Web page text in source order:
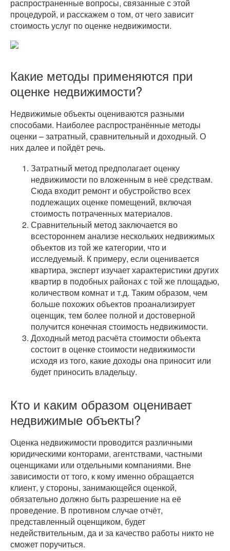
распространенные вопросы, связанные с этой
процедурой, и расскажем о том, от чего зависит
стоимость услуг по оценке недвижимости.
Какие методы применяются при
оценке недвижимости?
Недвижимые объекты оцениваются разными
способами. Наиболее распространённые методы
оценки – затратный, сравнительный и доходный. О
них далее и пойдёт речь.
Затратный метод предполагает оценку
недвижимости по вложенным в неё средствам.
Сюда входит ремонт и обустройство всех
подлежащих оценке помещений, включая
стоимость потраченных материалов.
Сравнительный метод заключается во
всестороннем анализе нескольких недвижимых
объектов из той же категории, что и
исследуемый. К примеру, если оценивается
квартира, эксперт изучает характеристики других
квартир в подобных районах с той же площадью,
количеством комнат и т.д. Таким образом, чем
больше похожих объектов проанализирует
оценщик, тем более полной и достоверной
получится конечная стоимость недвижимости.
Доходный метод расчёта стоимости объекта
состоит в оценке стоимости недвижимости
исходя из того, какие доходы она приносит или
будет приносить владельцу.
Кто и каким образом оценивает
недвижимые объекты?
Оценка недвижимости проводится различными
юридическими конторами, агентствами, частными
оценщиками или отдельными компаниями. Вне
зависимости от того, к кому именно обращается
клиент, у стороны, занимающейся оценкой,
обязательно должно быть разрешение на её
проведение. В противном случае отчёт,
представленный оценщиком, будет
недействительным, да и за качество работы никто не
сможет поручиться.